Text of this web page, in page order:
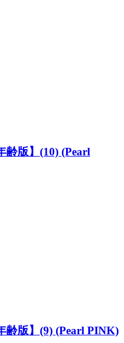
齢版】(10) (Pearl
齢版】(9) (Pearl PINK)